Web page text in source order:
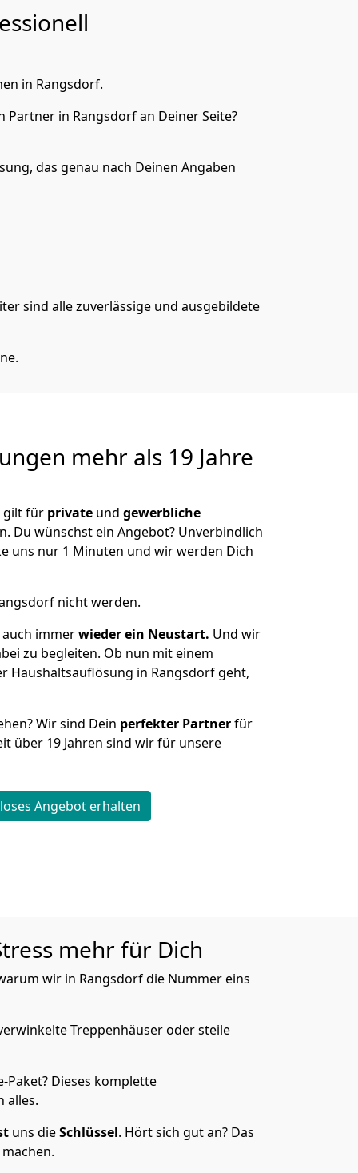
in Rangsdorf.
in Rangsdorf an Deiner Seite?
das genau nach Deinen Angaben
sind alle zuverlässige und ausgebildete
mehr als 19 Jahre
gilt für private und gewerbliche
Du wünschst ein Angebot? Unverbindlich
uns nur 1 Minuten und wir werden Dich
nicht werden.
immerwieder ein Neustart. Und wir
zu begleiten. Ob nun mit einem
Haushaltsauflösung in Rangsdorf geht,
Wir sind Dein perfekter Partnerfür
über 19 Jahren sind wir für unsere
Angebot erhalten
mehr für Dich
wir in Rangsdorf die Nummer eins
Treppenhäuser oder steile
Paket? Dieses komplette
alles.
uns dieSchlüssel. Hört sich gut an? Das